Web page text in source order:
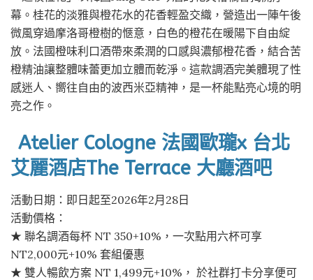
幕。桂花的淡雅與橙花水的花香輕盈交織，營造出一陣午後
微風穿過摩洛哥橙樹的愜意，白色的橙花在暖陽下自由綻
放。法國橙味利口酒帶來柔潤的口感與濃郁橙花香，結合苦
橙精油讓整體味蕾更加立體而乾淨。這款調酒完美體現了性
感迷人、嚮往自由的波西米亞精神，是一杯能點亮心境的明
亮之作。
Atelier Cologne 法國歐瓏x 台北
艾麗酒店The Terrace 大廳酒吧
活動日期：即日起至2026年2月28日
活動價格：
★ 聯名調酒每杯 NT 350+10%，一次點用六杯可享
NT2,000元+10% 套組優惠
★ 雙人暢飲方案 NT 1,499元+10%， 於社群打卡分享便可